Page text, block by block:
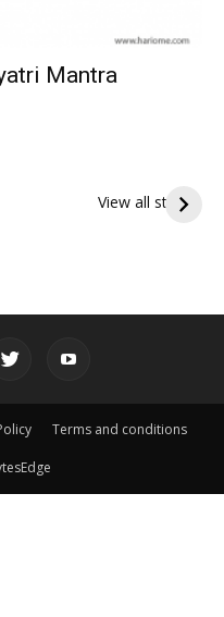
Mantra
View all stories
ఇంద్రకీలాద్రి గిరి ప్రదక్షిణ
Terms and conditions